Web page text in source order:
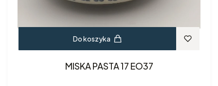
Do koszyka
MISKA PASTA 17 EO37